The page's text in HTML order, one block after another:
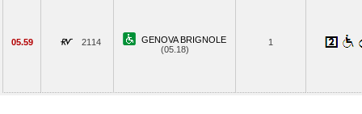
05.59 2114
GENOVA BRIGNOLE
(05.18)
1